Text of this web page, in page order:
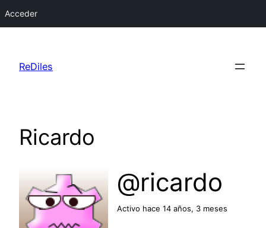
Acceder
contenido
ReDiles
Ricardo
@ricardo
Activo hace 14 años, 3 meses